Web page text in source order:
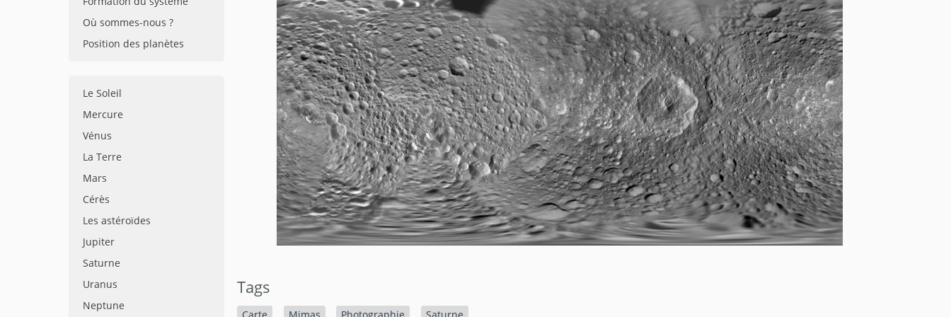
Où sommes-nous ?
Position des planètes
Le Soleil
Mercure
Vénus
La Terre
Mars
Cérès
Les astéroïdes
Jupiter
Saturne
Uranus
Neptune
Tags